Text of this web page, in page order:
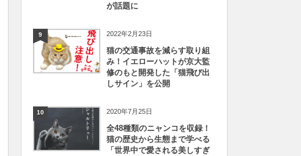
が話題に
9 2022年2月23日
猫の交通事故を減らす取り組
み！イエローハットが京大監
修のもと開発した「猫飛び出
しサイン」を公開
10 2020年7月25日
全48種類のニャンコを収録！
猫の歴史から生態まで学べる
「世界中で愛される美しすぎ